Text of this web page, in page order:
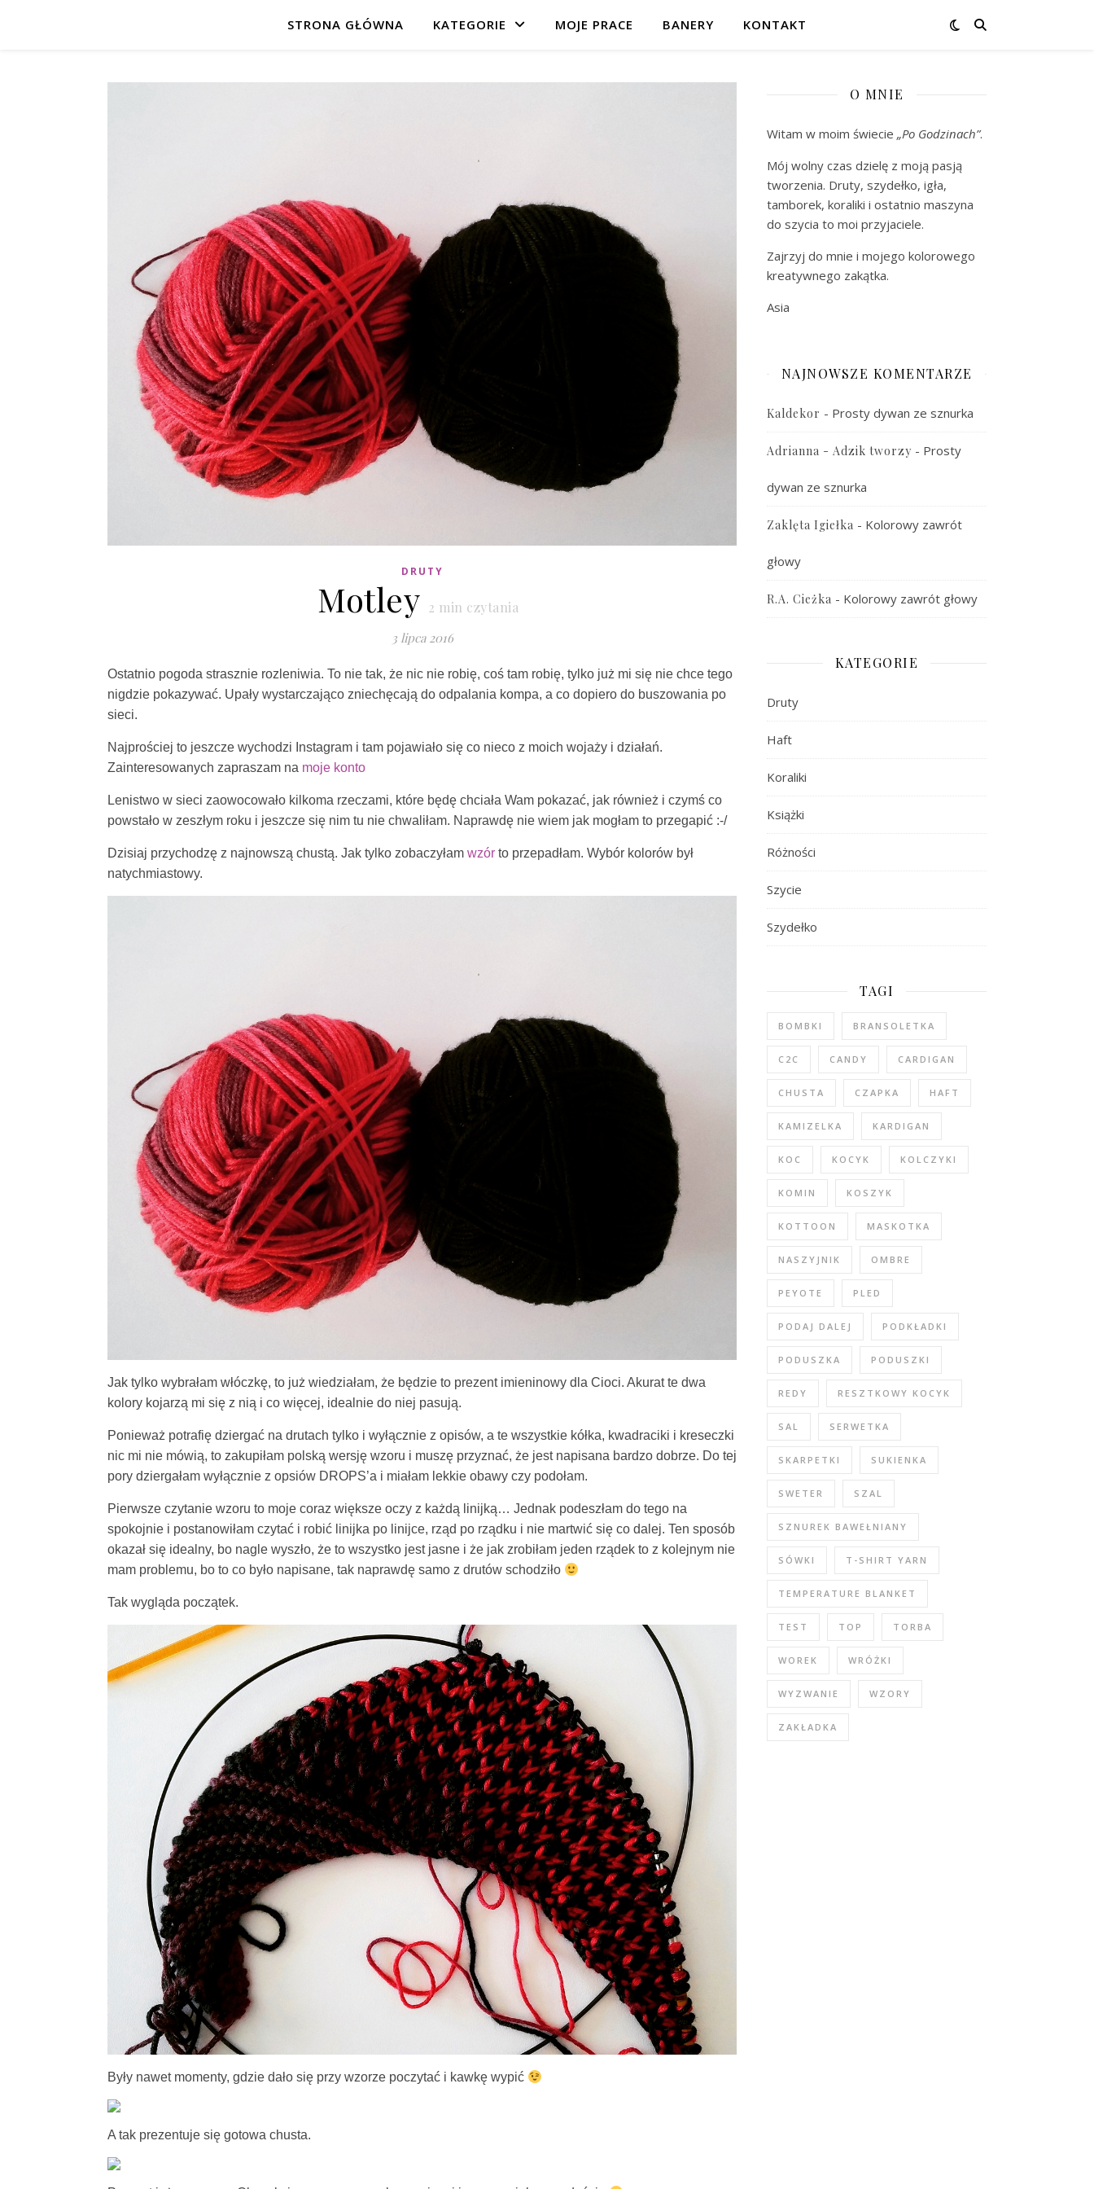
STRONA GŁÓWNA KATEGORIE MOJE PRACE BANERY KONTAKT
DRUTY
Motley 2 min czytania
3 lipca 2016
Ostatnio pogoda strasznie rozleniwia. To nie tak, że nic nie robię, coś tam robię, tylko już mi się nie chce tego
nigdzie pokazywać. Upały wystarczająco zniechęcają do odpalania kompa, a co dopiero do buszowania po
sieci.
Najprościej to jeszcze wychodzi Instagram i tam pojawiało się co nieco z moich wojaży i działań.
Zainteresowanych zapraszam na moje konto
Lenistwo w sieci zaowocowało kilkoma rzeczami, które będę chciała Wam pokazać, jak również i czymś co
powstało w zeszłym roku i jeszcze się nim tu nie chwaliłam. Naprawdę nie wiem jak mogłam to przegapić :-/
Dzisiaj przychodzę z najnowszą chustą. Jak tylko zobaczyłam wzór to przepadłam. Wybór kolorów był
natychmiastowy.
Jak tylko wybrałam włóczkę, to już wiedziałam, że będzie to prezent imieninowy dla Cioci. Akurat te dwa
kolory kojarzą mi się z nią i co więcej, idealnie do niej pasują.
Ponieważ potrafię dziergać na drutach tylko i wyłącznie z opisów, a te wszystkie kółka, kwadraciki i kreseczki
nic mi nie mówią, to zakupiłam polską wersję wzoru i muszę przyznać, że jest napisana bardzo dobrze. Do tej
pory dziergałam wyłącznie z opsiów DROPS’a i miałam lekkie obawy czy podołam.
Pierwsze czytanie wzoru to moje coraz większe oczy z każdą linijką… Jednak podeszłam do tego na
spokojnie i postanowiłam czytać i robić linijka po linijce, rząd po rządku i nie martwić się co dalej. Ten sposób
okazał się idealny, bo nagle wyszło, że to wszystko jest jasne i że jak zrobiłam jeden rządek to z kolejnym nie
mam problemu, bo to co było napisane, tak naprawdę samo z drutów schodziło
Tak wygląda początek.
Były nawet momenty, gdzie dało się przy wzorze poczytać i kawkę wypić
A tak prezentuje się gotowa chusta.
O MNIE
Witam w moim świecie „Po Godzinach”.
Mój wolny czas dzielę z moją pasją
tworzenia. Druty, szydełko, igła,
tamborek, koraliki i ostatnio maszyna
do szycia to moi przyjaciele.
Zajrzyj do mnie i mojego kolorowego
kreatywnego zakątka.
Asia
NAJNOWSZE KOMENTARZE
Kaldekor - Prosty dywan ze sznurka
Adrianna - Adzik tworzy - Prosty
dywan ze sznurka
Zaklęta Igiełka - Kolorowy zawrót
głowy
R.A. Cieżka - Kolorowy zawrót głowy
KATEGORIE
Druty
Haft
Koraliki
Książki
Różności
Szycie
Szydełko
TAGI
BOMBKI BRANSOLETKA
C2C CANDY CARDIGAN
CHUSTA CZAPKA HAFT
KAMIZELKA KARDIGAN
KOC KOCYK KOLCZYKI
KOMIN KOSZYK
KOTTOON MASKOTKA
NASZYJNIK OMBRE
PEYOTE PLED
PODAJ DALEJ PODKŁADKI
PODUSZKA PODUSZKI
REDY RESZTKOWY KOCYK
SAL SERWETKA
SKARPETKI SUKIENKA
SWETER SZAL
SZNUREK BAWEŁNIANY
SÓWKI T-SHIRT YARN
TEMPERATURE BLANKET
TEST TOP TORBA
WOREK WRÓŻKI
WYZWANIE WZORY
ZAKŁADKA